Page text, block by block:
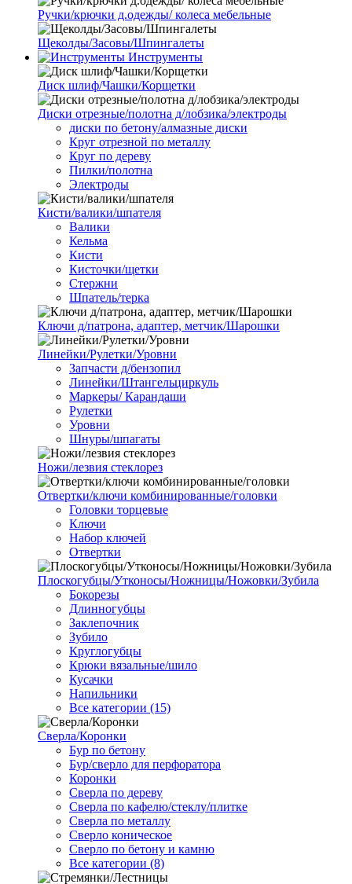
Ручки/крючки д.одежды/ колеса мебельные
Щеколды/Засовы/Шпингалеты
Инструменты
Диск шлиф/Чашки/Корщетки
Диски отрезные/полотна д/лобзика/электроды
диски по бетону/алмазные диски
Круг отрезной по металлу
Круг по дереву
Пилки/полотна
Электроды
Кисти/валики/шпателя
Валики
Кельма
Кисти
Кисточки/щетки
Стержни
Шпатель/терка
Ключи д/патрона, адаптер, метчик/Шарошки
Линейки/Рулетки/Уровни
Запчасти д/бензопил
Линейки/Штангельциркуль
Маркеры/ Карандаши
Рулетки
Уровни
Шнуры/шпагаты
Ножи/лезвия стеклорез
Отвертки/ключи комбинированные/головки
Головки торцевые
Ключи
Набор ключей
Отвертки
Плоскогубцы/Утконосы/Ножницы/Ножовки/Зубила
Бокорезы
Длинногубцы
Заклепочник
Зубило
Круглогубцы
Крюки вязальные/шило
Кусачки
Напильники
Все категории (15)
Сверла/Коронки
Бур по бетону
Бур/сверло для перфоратора
Коронки
Сверла по дереву
Сверла по кафелю/стеклу/плитке
Сверла по металлу
Сверло коническое
Сверло по бетону и камню
Все категории (8)